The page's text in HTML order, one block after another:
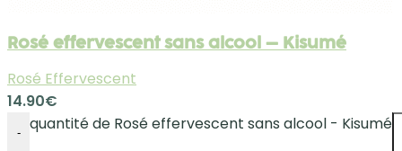
Rosé effervescent sans alcool – Kisumé
Rosé Effervescent
14.90€
-
quantité de Rosé effervescent sans alcool - Kisumé